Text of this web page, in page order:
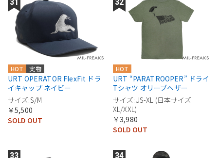
実物
HOT
URT OPERATOR FlexFit ドラ
イキャップ ネイビー
サイズ:S/M
￥5,500
SOLD OUT
HOT
URT “PARATROOPER” ドライ
Tシャツ オリーブヘザー
サイズ:US-XL (日本サイズ
XL/XXL)
￥3,980
SOLD OUT